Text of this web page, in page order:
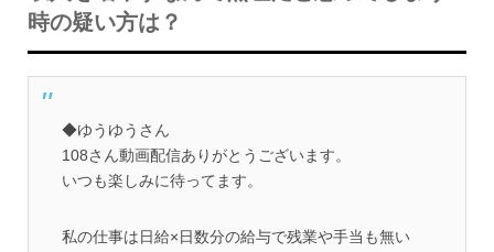
時の疑い方は？
◆ゆうゆうさん
108さん動画配信ありがとうございます。
いつも楽しみに待ってます。
私の仕事は日給×日数分の給与で残業や手当も無い